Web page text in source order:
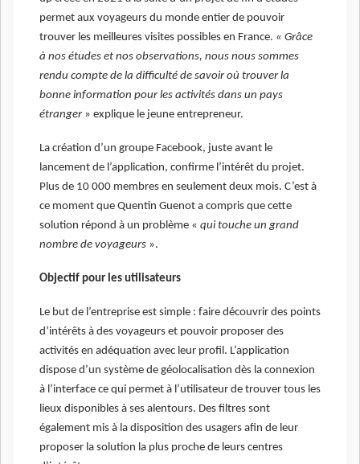
permet aux voyageurs du monde entier de pouvoir
trouver les meilleures visites possibles en France. « Grâce
à nos études et nos observations, nous nous sommes
rendu compte de la difficulté de savoir où trouver la
bonne information pour les activités dans un pays
étranger» explique le jeune entrepreneur.
La création d’un groupe Facebook, juste avant le
lancement de l’application, confirme l’intérêt du projet.
Plus de 10 000 membres en seulement deux mois. C’est à
ce moment que Quentin Guenot a compris que cette
solution répond à un problème « qui touche un grand
nombre de voyageurs ».
Objectif pour les utilisateurs
Le but de l’entreprise est simple : faire découvrir des points
d’intérêts à des voyageurs et pouvoir proposer des
activités en adéquation avec leur profil. L’application
dispose d’un système de géolocalisation dès la connexion
à l’interface ce qui permet à l’utilisateur de trouver tous les
lieux disponibles à ses alentours. Des filtres sont
également mis à la disposition des usagers afin de leur
proposer la solution la plus proche de leurs centres